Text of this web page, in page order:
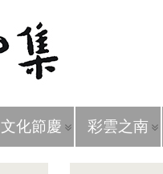
文化節慶 彩雲之南